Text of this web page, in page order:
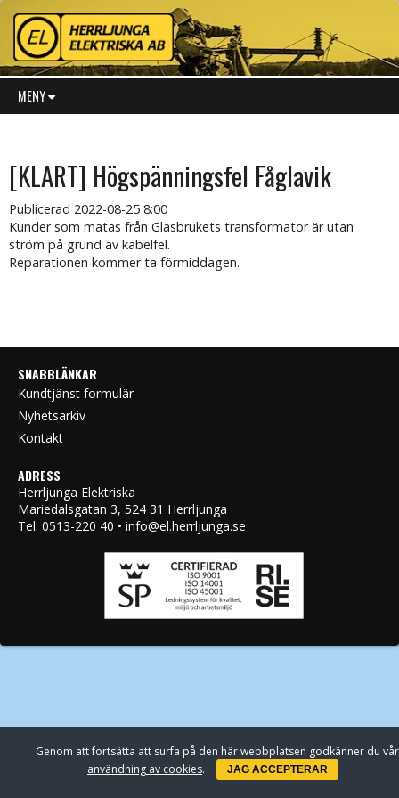
MENY
[KLART] Högspänningsfel Fåglavik
Publicerad 2022-08-25 8:00
Kunder som matas från Glasbrukets transformator är utan
ström på grund av kabelfel.
Reparationen kommer ta förmiddagen.
SNABBLÄNKAR
Kundtjänst formulär
Nyhetsarkiv
Kontakt
ADRESS
Herrljunga Elektriska
Mariedalsgatan 3, 524 31 Herrljunga
Tel: 0513-220 40 • info@el.herrljunga.se
Genom att fortsätta att surfa på den här webbplatsen godkänner du vår
användning av cookies. JAG ACCEPTERAR